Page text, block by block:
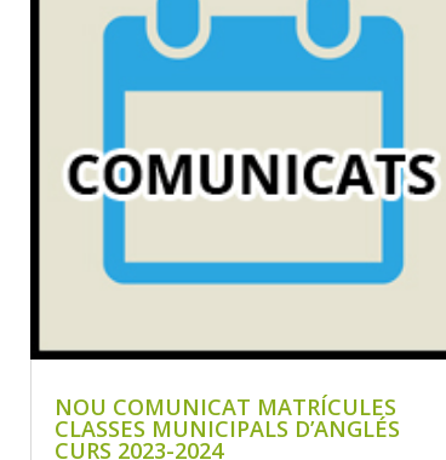
NOU COMUNICAT MATRÍCULES
CLASSES MUNICIPALS D’ANGLÉS
CURS 2023-2024